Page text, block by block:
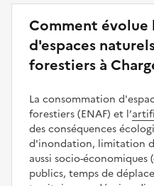
Comment
d'espaces
forestiers à
La consommation
forestiers (ENAF) et l’
des conséquences
d'inondation, limitation
aussi socio-économiques
publics, temps de